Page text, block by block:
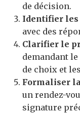
de décision.
Identifier les
avec des
Clarifier le
demandant
de choix et
Formaliser
un rendez-
signature